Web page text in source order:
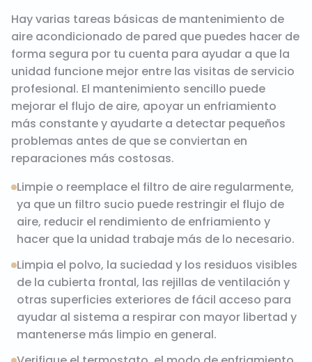
Hay varias tareas básicas de mantenimiento de
aire acondicionado de pared que puedes hacer de
forma segura por tu cuenta para ayudar a que la
unidad funcione mejor entre las visitas de servicio
profesional. El mantenimiento sencillo puede
mejorar el flujo de aire, apoyar un enfriamiento
más constante y ayudarte a detectar pequeños
problemas antes de que se conviertan en
reparaciones más costosas.
Limpie o reemplace el filtro de aire regularmente,
ya que un filtro sucio puede restringir el flujo de
aire, reducir el rendimiento de enfriamiento y
hacer que la unidad trabaje más de lo necesario.
Limpia el polvo, la suciedad y los residuos visibles
de la cubierta frontal, las rejillas de ventilación y
otras superficies exteriores de fácil acceso para
ayudar al sistema a respirar con mayor libertad y
mantenerse más limpio en general.